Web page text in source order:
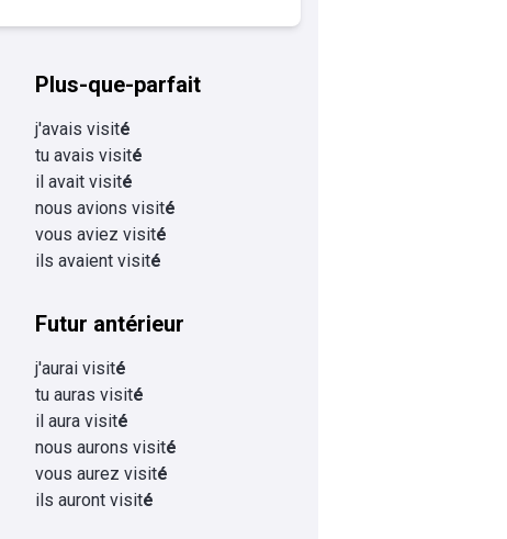
Plus-que-parfait
j'avais visité
tu avais visité
il avait visité
nous avions visité
vous aviez visité
ils avaient visité
Futur antérieur
j'aurai visité
tu auras visité
il aura visité
nous aurons visité
vous aurez visité
ils auront visité